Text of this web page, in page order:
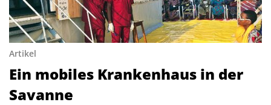
Artikel
Ein mobiles Krankenhaus in der
Savanne